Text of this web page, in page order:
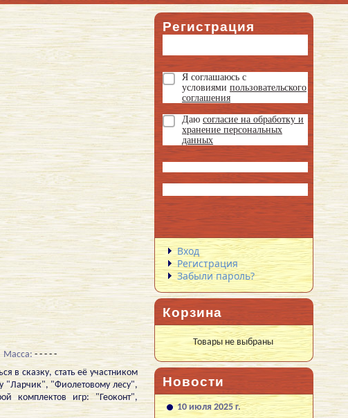
Масса:- - - - -
в сказку, стать её участником
"Ларчик", "Фиолетовому лесу",
комплектов игр: "Геоконт",
Регистрация
Я соглашаюсь с
условиями пользовательского
соглашения
Даю согласие на обработку и
хранение персональных
данных
Вход
Регистрация
Забыли пароль?
Корзина
Товары не выбраны
Новости
10 июля 2025 г.